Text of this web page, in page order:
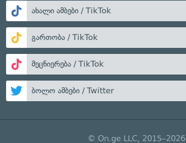
ახალი ამბები / TikTok
გართობა / TikTok
მეცნიერება / TikTok
ბოლო ამბები / Twitter
© On.ge LLC, 2015–2026